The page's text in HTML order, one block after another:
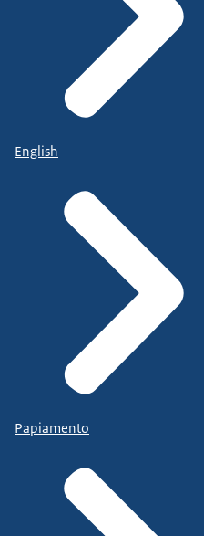
English
Papiamento